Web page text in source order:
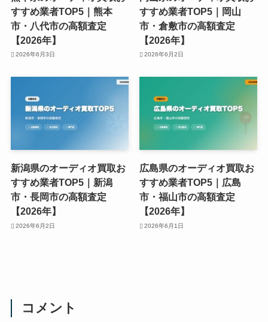
すすめ業者TOP5｜熊本
市・八代市の高額査定
【2026年】
2026年6月3日
すすめ業者TOP5｜岡山
市・倉敷市の高額査定
【2026年】
2026年6月2日
新潟県のオーディオ買取お
すすめ業者TOP5｜新潟
市・長岡市の高額査定
【2026年】
2026年6月2日
広島県のオーディオ買取お
すすめ業者TOP5｜広島
市・福山市の高額査定
【2026年】
2026年6月1日
コメント